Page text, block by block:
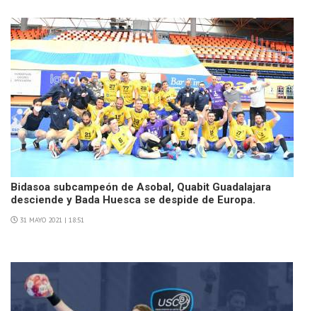
Bidasoa subcampeón de Asobal, Quabit Guadalajara
desciende y Bada Huesca se despide de Europa.
31 MAYO 2021 | 18:51